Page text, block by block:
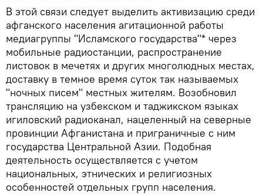
В этой связи следует выделить активизацию среди
афганского населения агитационной работы
медиагруппы "Исламского государства"* через
мобильные радиостанции, распространение
листовок в мечетях и других многолюдных местах,
доставку в темное время суток так называемых
"ночных писем" местных жителям. Возобновил
трансляцию на узбекском и таджикском языках
игиловский радиоканал, нацеленный на северные
провинции Афганистана и приграничные с ним
государства Центральной Азии. Подобная
деятельность осуществляется с учетом
национальных, этнических и религиозных
особенностей отдельных групп населения.